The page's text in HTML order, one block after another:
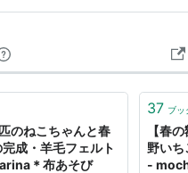
ょっと難しい色合わせもお勉強
だけご用意ください その他、ミ
のねこちゃんと春
成・羊毛フェルト
＊布あそび
37 ブッ
【春
野い
-